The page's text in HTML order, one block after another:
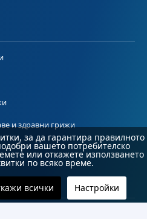
и здравни грижи
за да гарантира правилното
вашето потребителско
или откажете използването
по всяко време.
всички Настройки